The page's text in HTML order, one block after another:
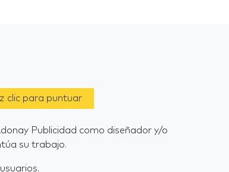
clic para puntuar
Publicidad como diseñador y/o
su trabajo.